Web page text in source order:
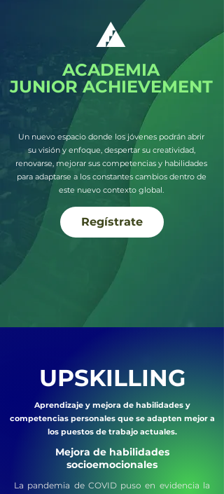
ACADEMIA
JUNIOR ACHIEVEMENT
Un nuevo espacio donde los jóvenes podrán abrir
su visión y enfoque, despertar su creatividad,
renovarse, mejorar sus competencias y habilidades
para adaptarse a los constantes cambios dentro de
este nuevo contexto global.
Regístrate
UPSKILLING
Aprendizaje y mejora de habilidades y
competencias personales que se adapten mejor a
los puestos de trabajo actuales.
Mejora de habilidades
socioemocionales
La pandemia de COVID puso en evidencia la